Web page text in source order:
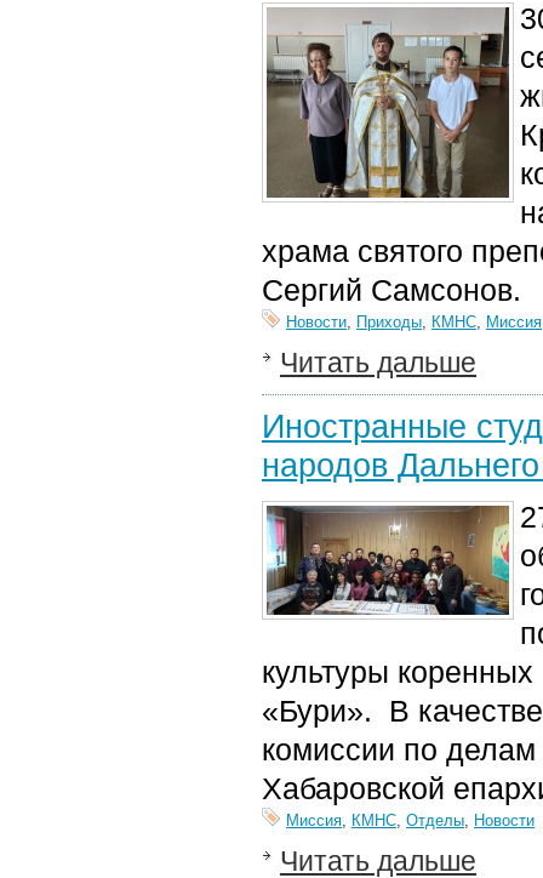
храма святого
Сергий Самсонов.
Новости, Приходы, КМНС, Миссия
Читать дальше
Иностранные
народов
культуры
«Бури». В
комиссии по
Хабаровской
Миссия, КМНС, Отделы, Новости
Читать дальше